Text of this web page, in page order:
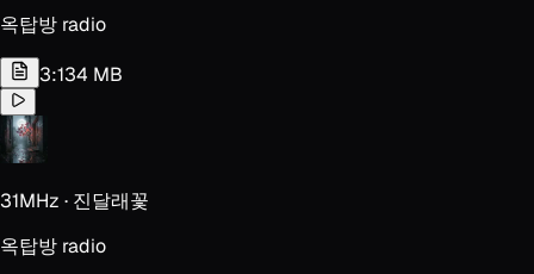
옥탑방 radio
3:134 MB
31MHz · 진달래꽃
옥탑방 radio